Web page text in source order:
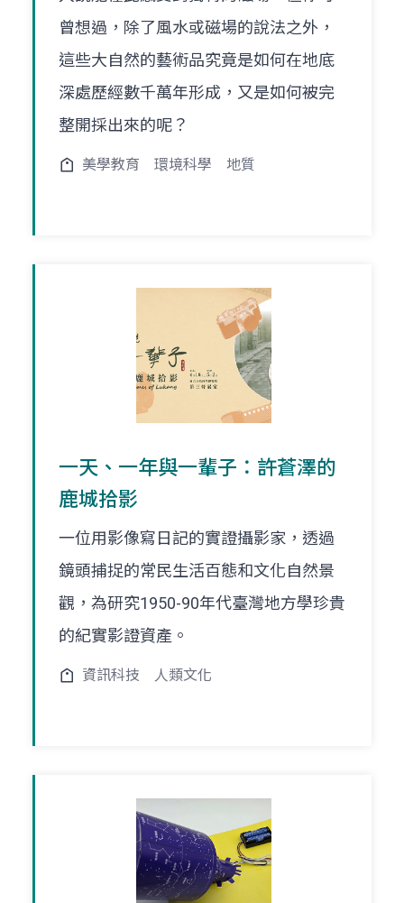
曾想過，除了風水或磁場的說法之外，
這些大自然的藝術品究竟是如何在地底
深處歷經數千萬年形成，又是如何被完
整開採出來的呢？
美學教育 環境科學 地質
一天、一年與一輩子：許蒼澤的
鹿城拾影
一位用影像寫日記的實證攝影家，透過
鏡頭捕捉的常民生活百態和文化自然景
觀，為研究1950-90年代臺灣地方學珍貴
的紀實影證資產。
資訊科技 人類文化